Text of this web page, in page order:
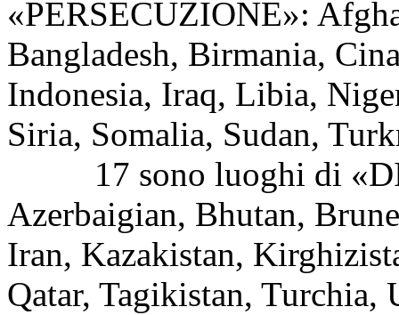
«PERSECUZIONE»:
Bangladesh, Birmania,
Indonesia, Iraq, Libia,
Siria, Somalia, Sudan,
17 sono luoghi di
Azerbaigian, Bhutan,
Iran, Kazakistan,
Qatar, Tagikistan, Turchia,